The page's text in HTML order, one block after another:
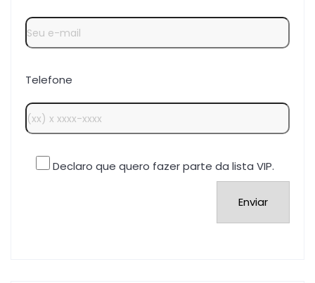
Telefone
Declaro que quero fazer parte da lista VIP.